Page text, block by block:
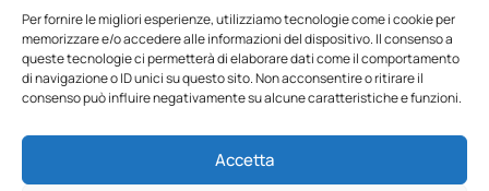
Per fornire le migliori esperienze, utilizziamo tecnologie come i cookie per
memorizzare e/o accedere alle informazioni del dispositivo. Il consenso a
queste tecnologie ci permetterà di elaborare dati come il comportamento
di navigazione o ID unici su questo sito. Non acconsentire o ritirare il
consenso può influire negativamente su alcune caratteristiche e funzioni.
Accetta
In
Abbigliamento professionale, neutro o
personalizzato.
Personalizzazione